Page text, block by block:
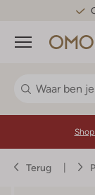
Menu
Terug